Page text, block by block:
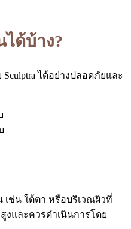
ด้บ้าง?
ได้อย่างปลอดภัยและ
น ใต้ตา หรือบริเวณผิวที่
งและควรดำเนินการโดย